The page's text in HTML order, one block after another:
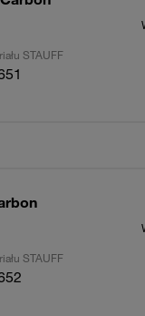
STAUFF
STAUFF